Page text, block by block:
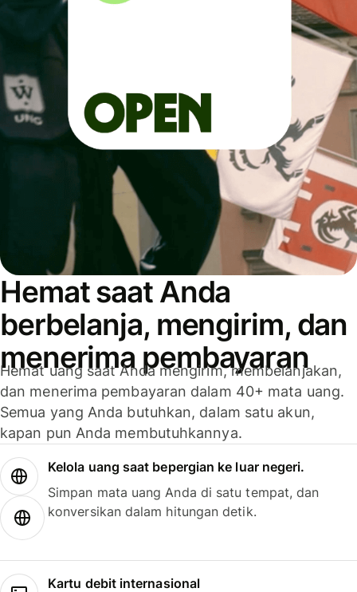
Hemat saat Anda
berbelanja, mengirim, dan
menerima pembayaran
Hemat uang saat Anda mengirim, membelanjakan,
dan menerima pembayaran dalam 40+ mata uang.
Semua yang Anda butuhkan, dalam satu akun,
kapan pun Anda membutuhkannya.
Kelola uang saat bepergian ke luar negeri.
Simpan mata uang Anda di satu tempat, dan
konversikan dalam hitungan detik.
Kartu debit internasional